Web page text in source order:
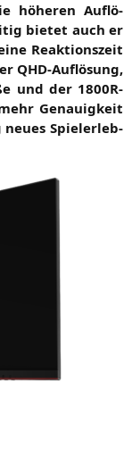
höhe­ren Auf­lö­
bie­tet auch er
Reak­ti­ons­zeit
QHD-Auf­lö­sung,
und der 1800R-
Genau­ig­keit
neu­es Spiel­erleb­